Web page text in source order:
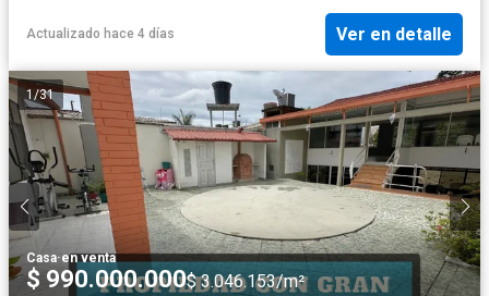
Actualizado hace 4 días Ver en detalle
1/31
Casa·en venta
$ 990.000.000$ 3.046.153/m²